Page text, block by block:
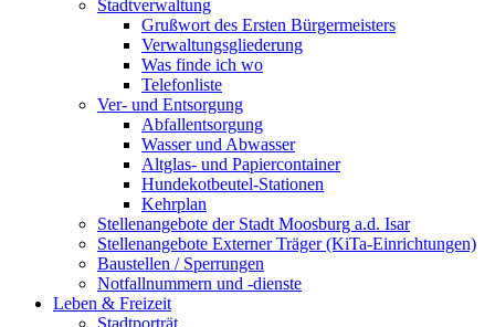
Stadtverwaltung
Grußwort des Ersten Bürgermeisters
Verwaltungsgliederung
Was finde ich wo
Telefonliste
Ver- und Entsorgung
Abfallentsorgung
Wasser und Abwasser
Altglas- und Papiercontainer
Hundekotbeutel-Stationen
Kehrplan
Stellenangebote der Stadt Moosburg a.d. Isar
Stellenangebote Externer Träger (KiTa-Einrichtungen)
Baustellen / Sperrungen
Notfallnummern und -dienste
Leben & Freizeit
Stadtporträt